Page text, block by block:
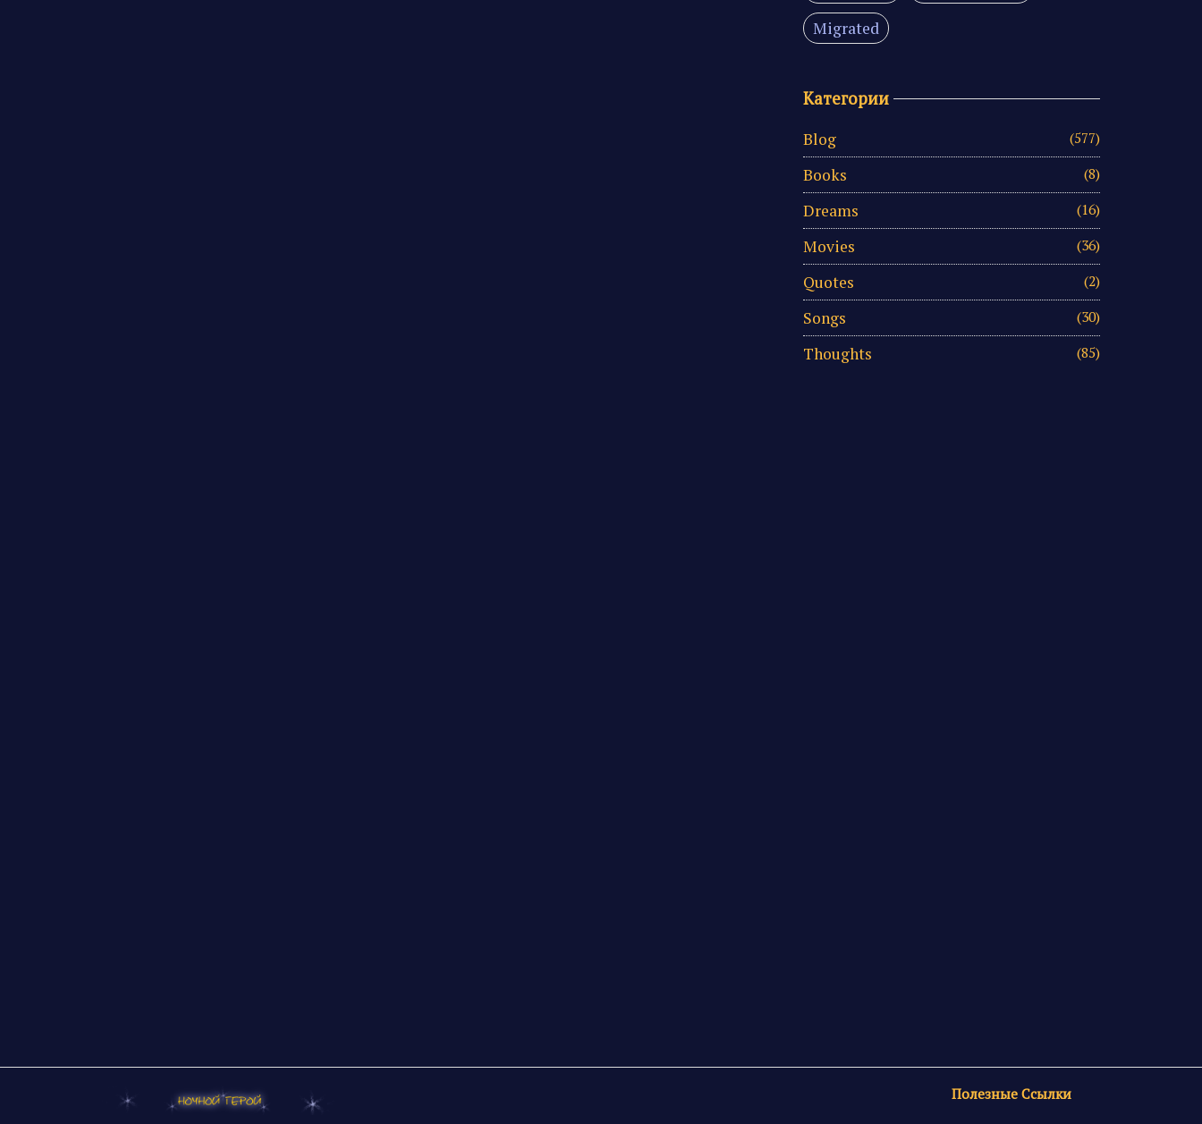
Migrated
Категории
Blog (577)
Books (8)
Dreams (16)
Movies (36)
Quotes (2)
Songs (30)
Thoughts (85)
Полезные Ссылки